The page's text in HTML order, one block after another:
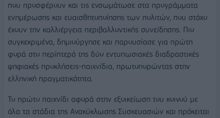
που προσφέρουν και τις ενσωμάτωσε στα προγράμματα
ενημέρωσης και ευαισθητοποίησης των πολιτών, που στόχο
έχουν την καλλιέργεια περιβαλλοντικής συνείδησης. Πιο
συγκεκριμένα, δημιούργησε και παρουσίασε για πρώτη
φορά στο περίπτερό της δύο εντυπωσιακές διαδραστικές
ψηφιακές προκλήσεις-παιχνίδια, πρωτοπορώντας στην
ελληνική πραγματικότητα.
Το πρώτο παιχνίδι αφορά στην εξοικείωση του κοινού με
όλα τα στάδια της Ανακύκλωσης Συσκευασιών και πρόκειται